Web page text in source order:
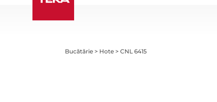
Bucătărie > Hote >CNL 6415